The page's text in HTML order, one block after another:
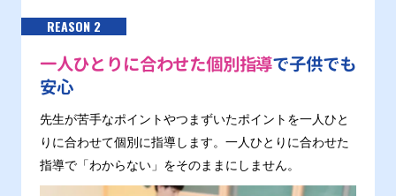
REASON 2
一人ひとりに合わせた個別指導で子供でも
安心
先生が苦手なポイントやつまずいたポイントを一人ひと
りに合わせて個別に指導します。一人ひとりに合わせた
指導で「わからない」をそのままにしません。